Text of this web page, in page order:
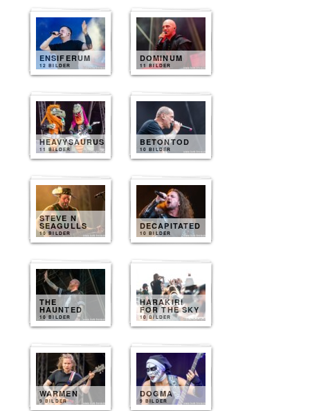
ENSIFERUM
12 BILDER
DOMINUM
11 BILDER
HEAVYSAURUS
11 BILDER
BETONTOD
10 BILDER
STEVE N
SEAGULLS
10 BILDER
DECAPITATED
10 BILDER
THE
HAUNTED
10 BILDER
HARAKIRI
FOR THE SKY
10 BILDER
WARMEN
9 BILDER
DOGMA
9 BILDER